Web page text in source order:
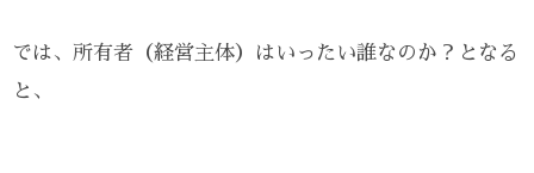
では、所有者（経営主体）はいったい誰なのか？となる
と、